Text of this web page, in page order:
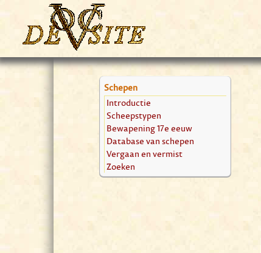
Schepen
Introductie
Scheepstypen
Bewapening 17e eeuw
Database van schepen
Vergaan en vermist
Zoeken